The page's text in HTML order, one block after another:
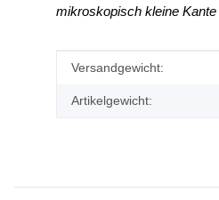
mikroskopisch kleine Kante
Produkteigenschaft
Wert
Versandgewicht:
Artikelgewicht: